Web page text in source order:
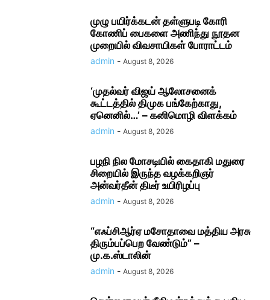
முழு பயிர்க்கடன் தள்ளுபடி கோரி
கோணிப் பைகளை அணிந்து நூதன
முறையில் விவசாயிகள் போராட்டம்
admin - August 8, 2026
‘முதல்வர் விஜய் ஆலோசனைக்
கூட்டத்தில் திமுக பங்கேற்காது,
ஏனெனில்…’ – கனிமொழி விளக்கம்
admin - August 8, 2026
பழநி நில மோசடியில் கைதாகி மதுரை
சிறையில் இருந்த வழக்கறிஞர்
அன்வர்தீன் திடீர் உயிரிழப்பு
admin - August 8, 2026
“எஃப்சிஆர்ஏ மசோதாவை மத்திய அரசு
திரும்பப்பெற வேண்டும்” –
மு.க.ஸ்டாலின்
admin - August 8, 2026